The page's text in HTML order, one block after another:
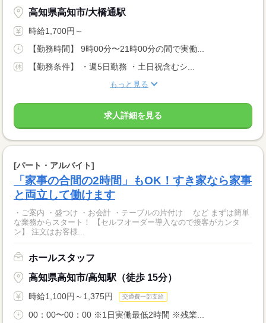
高知県高知市/大橋通駅
時給1,700円～
【勤務時間】 9時00分〜21時00分の間で実働...
【勤務条件】 ・週5日勤務 ・土日祝含むシ...
もっと見る
求人詳細を見る
[パート・アルバイト]
「家事の合間の2時間」もOK！すき家なら家事
と両立して働けます
・ご案内 ・盛つけ ・お会計 ・テーブルの片付け など まずは簡単
な業務からスタート！ 【セルフオーダー導入なので接客がカンタ
ン】 注文はお客様...
ホールスタッフ
高知県高知市/高知駅（徒歩 15分）
時給1,100円～1,375円 交通費一部支給
00：00〜00：00 ※1日実働最低2時間 ※残業...